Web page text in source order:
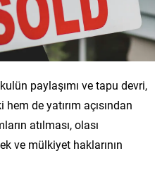
paylaşımı ve tapu devri,
de yatırım açısından
atılması, olası
ve mülkiyet haklarının